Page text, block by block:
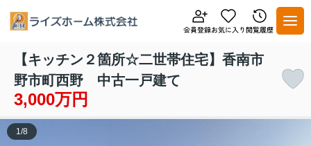
【キッチン２箇所☆二世帯住宅】香南市
野市町西野 中古一戸建て
3,000万円
1/8